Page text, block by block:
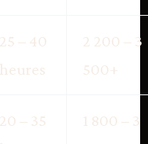
25 – 40
heures
2 200 – 3
500+
20 – 35
1 800 – 3